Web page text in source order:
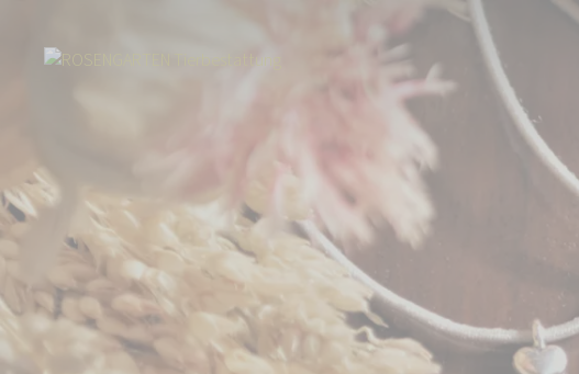
Spendenarmband - Gemeinsam für Mensch und Tier